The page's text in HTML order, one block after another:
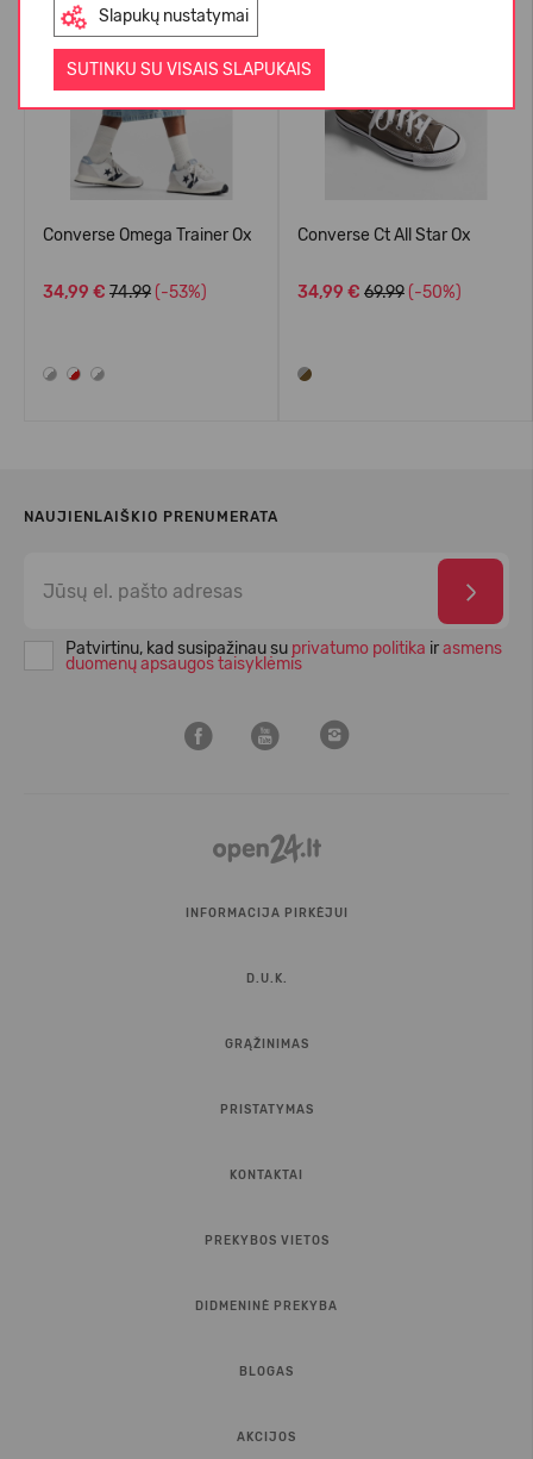
Slapukų nustatymai
SUTINKU SU VISAIS SLAPUKAIS
-53%
Converse Omega Trainer Ox
34,99 € 74.99 (-53%)
Converse Ct All Star Ox
34,99 € 69.99 (-50%)
NAUJIENLAIŠKIO PRENUMERATA
Patvirtinu, kad susipažinau su privatumo politika irasmens
duomenų apsaugos taisyklėmis
INFORMACIJA PIRKĖJUI
D.U.K.
GRĄŽINIMAS
PRISTATYMAS
KONTAKTAI
PREKYBOS VIETOS
DIDMENINĖ PREKYBA
BLOGAS
AKCIJOS